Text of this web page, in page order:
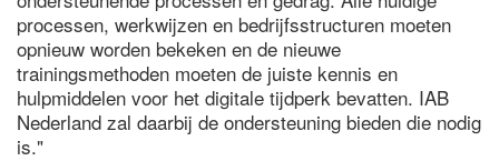
processen, werkwijzen en bedrijfsstructuren moeten
opnieuw worden bekeken en de nieuwe
trainingsmethoden moeten de juiste kennis en
hulpmiddelen voor het digitale tijdperk bevatten. IAB
Nederland zal daarbij de ondersteuning bieden die nodig
is."